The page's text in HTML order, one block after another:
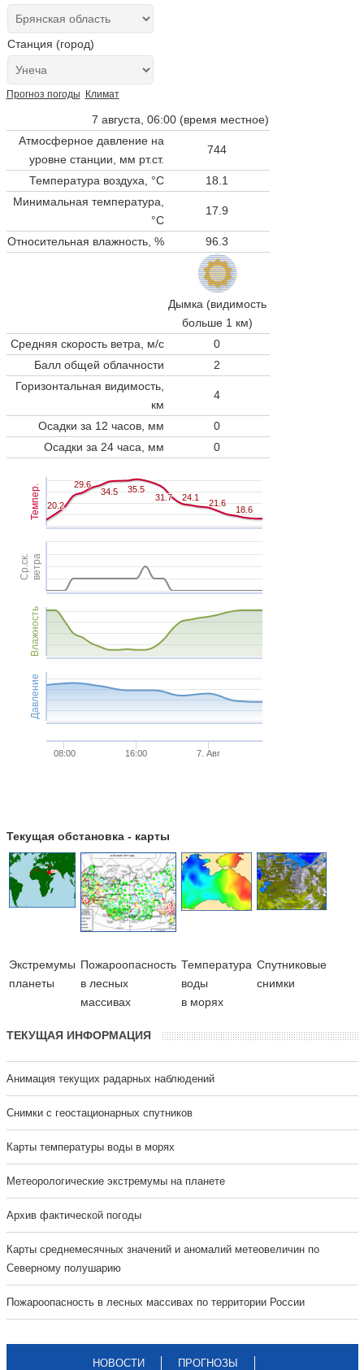
Станция (город)
Прогноз погоды Климат
7 августа, 06:00 (время местное)
Атмосферное давление на
уровне станции, мм рт.ст.
744
Температура воздуха, °C
18.1
Минимальная температура,
°C
17.9
Относительная влажность, % 96.3
Дымка (видимость
больше 1 км)
Средняя скорость ветра, м/с
0
Балл общей облачности
2
Горизонтальная видимость,
км
4
Осадки за 12 часов, мм
0
Осадки за 24 часа, мм
0
Темпер.
Ср.ск.ветра
Влажность
Давление
20.2
20.2
29.6
29.6
34.5
34.5 35.5
35.5
31.7
31.7 24.1
24.1
21.6
21.6
18.6
18.6
08:00 16:00 7. Авг
Текущая обстановка - карты
Экстремумы
планеты
Пожароопасность
в лесных
массивах
Температура
воды
в морях
Cпутниковые
снимки
ТЕКУЩАЯ ИНФОРМАЦИЯ
Анимация текущих радарных наблюдений
Cнимки с геостационарных спутников
Карты температуры воды в морях
Метеорологические экстремумы на планете
Архив фактической погоды
Карты среднемесячных значений и аномалий метеовеличин по
Северному полушарию
Пожароопасность в лесных массивах по территории России
НОВОСТИ ПРОГНОЗЫ